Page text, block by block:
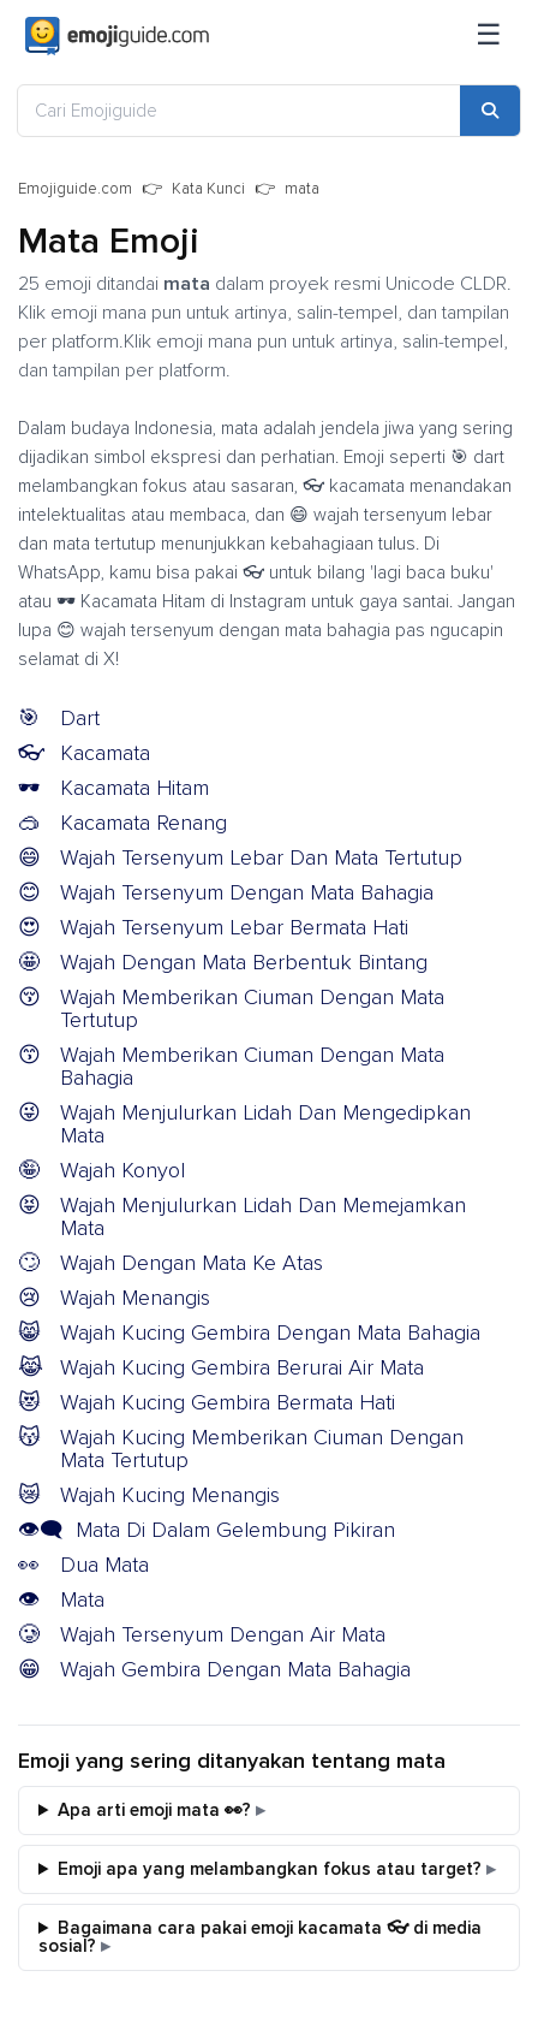
☰
Emojiguide.com Kata Kunci mata
Mata Emoji
25 emoji ditandai mata dalam proyek resmi Unicode CLDR.
Klik emoji mana pun untuk artinya, salin-tempel, dan tampilan
per platform.Klik emoji mana pun untuk artinya, salin-tempel,
dan tampilan per platform.
Dalam budaya Indonesia, mata adalah jendela jiwa yang sering
dijadikan simbol ekspresi dan perhatian. Emoji seperti 🎯 dart
melambangkan fokus atau sasaran, 👓 kacamata menandakan
intelektualitas atau membaca, dan 😄 wajah tersenyum lebar
dan mata tertutup menunjukkan kebahagiaan tulus. Di
WhatsApp, kamu bisa pakai 👓 untuk bilang 'lagi baca buku'
atau 🕶️ Kacamata Hitam di Instagram untuk gaya santai. Jangan
lupa 😊 wajah tersenyum dengan mata bahagia pas ngucapin
selamat di X!
🎯
Dart
👓
Kacamata
🕶️
Kacamata Hitam
🥽
Kacamata Renang
😄
Wajah Tersenyum Lebar Dan Mata Tertutup
😊
Wajah Tersenyum Dengan Mata Bahagia
😍
Wajah Tersenyum Lebar Bermata Hati
🤩
Wajah Dengan Mata Berbentuk Bintang
😚
Wajah Memberikan Ciuman Dengan Mata
Tertutup
😙
Wajah Memberikan Ciuman Dengan Mata
Bahagia
😜
Wajah Menjulurkan Lidah Dan Mengedipkan
Mata
🤪
Wajah Konyol
😝
Wajah Menjulurkan Lidah Dan Memejamkan
Mata
🙄
Wajah Dengan Mata Ke Atas
😢
Wajah Menangis
😸
Wajah Kucing Gembira Dengan Mata Bahagia
😹
Wajah Kucing Gembira Berurai Air Mata
😻
Wajah Kucing Gembira Bermata Hati
😽
Wajah Kucing Memberikan Ciuman Dengan
Mata Tertutup
😿
Wajah Kucing Menangis
👁️‍🗨️ Mata Di Dalam Gelembung Pikiran
👀
Dua Mata
👁️
Mata
🥲
Wajah Tersenyum Dengan Air Mata
😁
Wajah Gembira Dengan Mata Bahagia
Emoji yang sering ditanyakan tentang mata
Apa arti emoji mata 👀?
Emoji apa yang melambangkan fokus atau target?
Bagaimana cara pakai emoji kacamata 👓 di media
sosial?